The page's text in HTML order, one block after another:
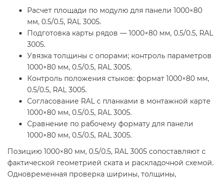
Расчет площади по модулю для панели 1000×80
мм, 0.5/0.5, RAL 3005.
Подготовка карты рядов — 1000×80 мм, 0.5/0.5, RAL
3005.
Увязка толщины с опорами; контроль параметров
1000×80 мм, 0.5/0.5, RAL 3005.
Контроль положения стыков: формат 1000×80 мм,
0.5/0.5, RAL 3005.
Согласование RAL с планками в монтажной карте
1000×80 мм, 0.5/0.5, RAL 3005.
Сравнение по рабочему формату для панели
1000×80 мм, 0.5/0.5, RAL 3005.
Позицию 1000×80 мм, 0.5/0.5, RAL 3005 сопоставляют с
фактической геометрией ската и раскладочной схемой.
Одновременная проверка ширины, толщины,